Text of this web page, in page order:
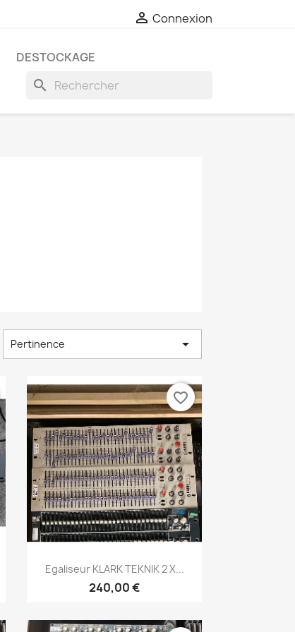
 Connexion
DESTOCKAGE
search
Pertinence 
Aperçu rapide
Egaliseur KLARK TEKNIK 2 X...
240,00 €
favorite_border